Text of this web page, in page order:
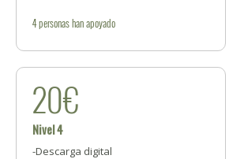
4personashan apoyado
20€
Nivel 4
-Descarga digital